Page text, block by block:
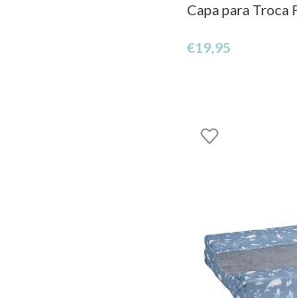
Capa para Troca
€19,95